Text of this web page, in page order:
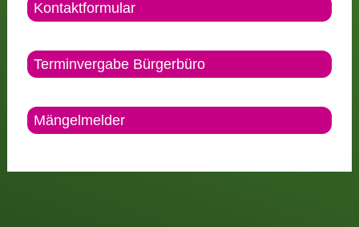
Kontaktformular
Terminvergabe Bürgerbüro
Mängelmelder